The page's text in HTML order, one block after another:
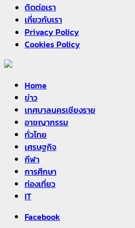
ติดต่อเรา
เกี่ยวกับเรา
Privacy Policy
Cookies Policy
Home
ข่าว
เทศบาลนครเชียงราย
อาชญากรรม
ทั่วไทย
เศรษฐกิจ
กีฬา
การศึกษา
ท่องเที่ยว
IT
Facebook